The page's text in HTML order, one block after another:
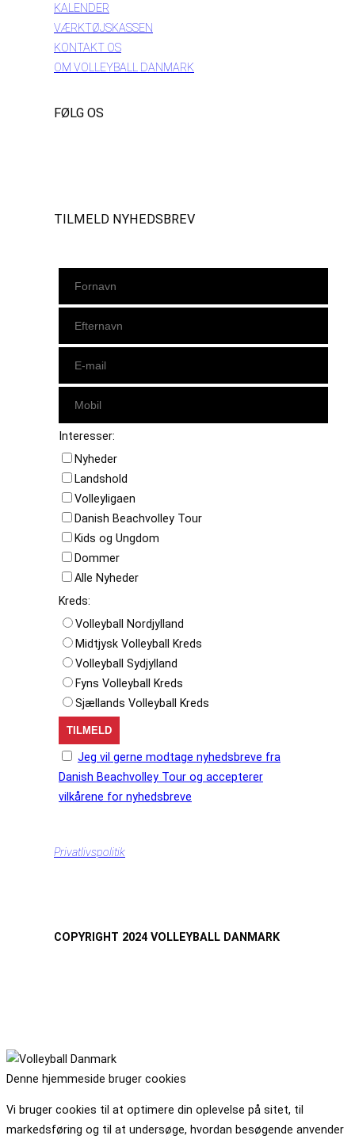
KALENDER
VÆRKTØJSKASSEN
KONTAKT OS
OM VOLLEYBALL DANMARK
FØLG OS
TILMELD NYHEDSBREV
Interesser:
Nyheder
Landshold
Volleyligaen
Danish Beachvolley Tour
Kids og Ungdom
Dommer
Alle Nyheder
Kreds:
Volleyball Nordjylland
Midtjysk Volleyball Kreds
Volleyball Sydjylland
Fyns Volleyball Kreds
Sjællands Volleyball Kreds
Jeg vil gerne modtage nyhedsbreve fra
Danish Beachvolley Tour og accepterer
vilkårene for nyhedsbreve
Privatlivspolitik
COPYRIGHT 2024 VOLLEYBALL DANMARK
Denne hjemmeside bruger cookies
Vi bruger cookies til at optimere din oplevelse på sitet, til
markedsføring og til at undersøge, hvordan besøgende anvender